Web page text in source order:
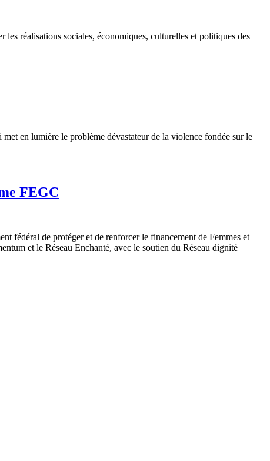
réalisations sociales, économiques, culturelles et politiques des
en lumière le problème dévastateur de la violence fondée sur le
FEGC
fédéral de protéger et de renforcer le financement de Femmes et
et le Réseau Enchanté, avec le soutien du Réseau dignité